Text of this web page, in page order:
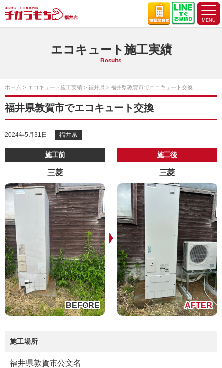
エコキュート施工実績
Results
ホーム エコキュート施工実績 福井県 福井県敦賀市でエコキュート交換
福井県敦賀市でエコキュート交換
2024年5月31日 福井県
施工前
三菱
施工後
三菱
施工場所
福井県敦賀市公文名